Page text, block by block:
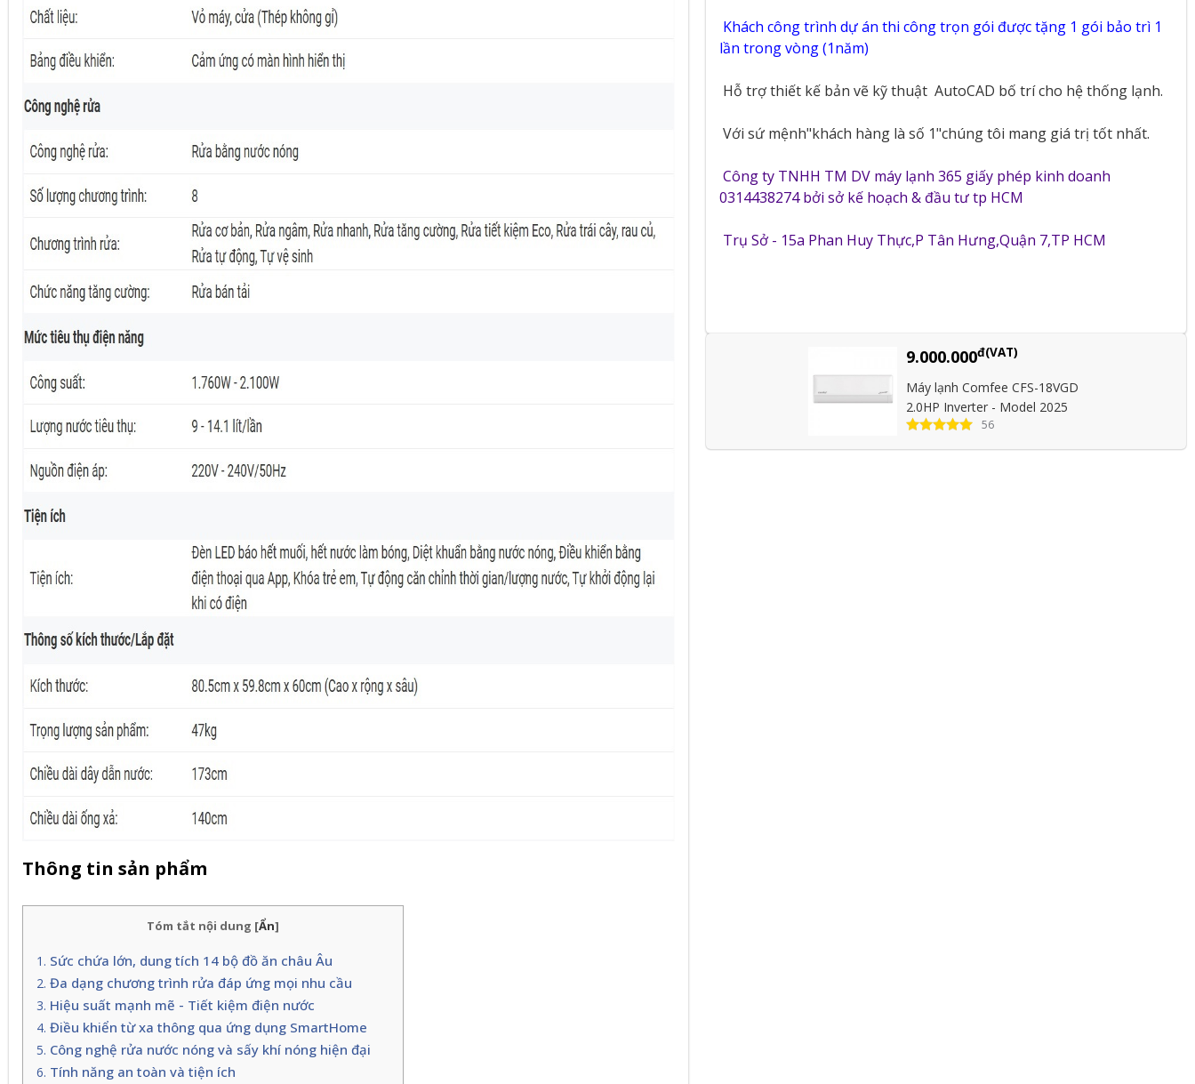
Thông tin sản phẩm
Tóm tắt nội dung [Ẩn]
Sức chứa lớn, dung tích 14 bộ đồ ăn châu Âu
Đa dạng chương trình rửa đáp ứng mọi nhu cầu
Hiệu suất mạnh mẽ - Tiết kiệm điện nước
Điều khiển từ xa thông qua ứng dụng SmartHome
Công nghệ rửa nước nóng và sấy khí nóng hiện đại
Tính năng an toàn và tiện ích
Khách công trình dự án thi công trọn gói được tặng 1 gói bảo trì 1
lần trong vòng (1năm)
Hỗ trợ thiết kế bản vẽ kỹ thuật AutoCAD bố trí cho hệ thống lạnh.
Với sứ mệnh"khách hàng là số 1"chúng tôi mang giá trị tốt nhất.
Công ty TNHH TM DV máy lạnh 365 giấy phép kinh doanh
0314438274 bởi sở kế hoạch & đầu tư tp HCM
Trụ Sở - 15a Phan Huy Thực,P Tân Hưng,Quận 7,TP HCM
9.000.000đ(VAT)
Máy lạnh Comfee CFS-18VGD
2.0HP Inverter - Model 2025
56